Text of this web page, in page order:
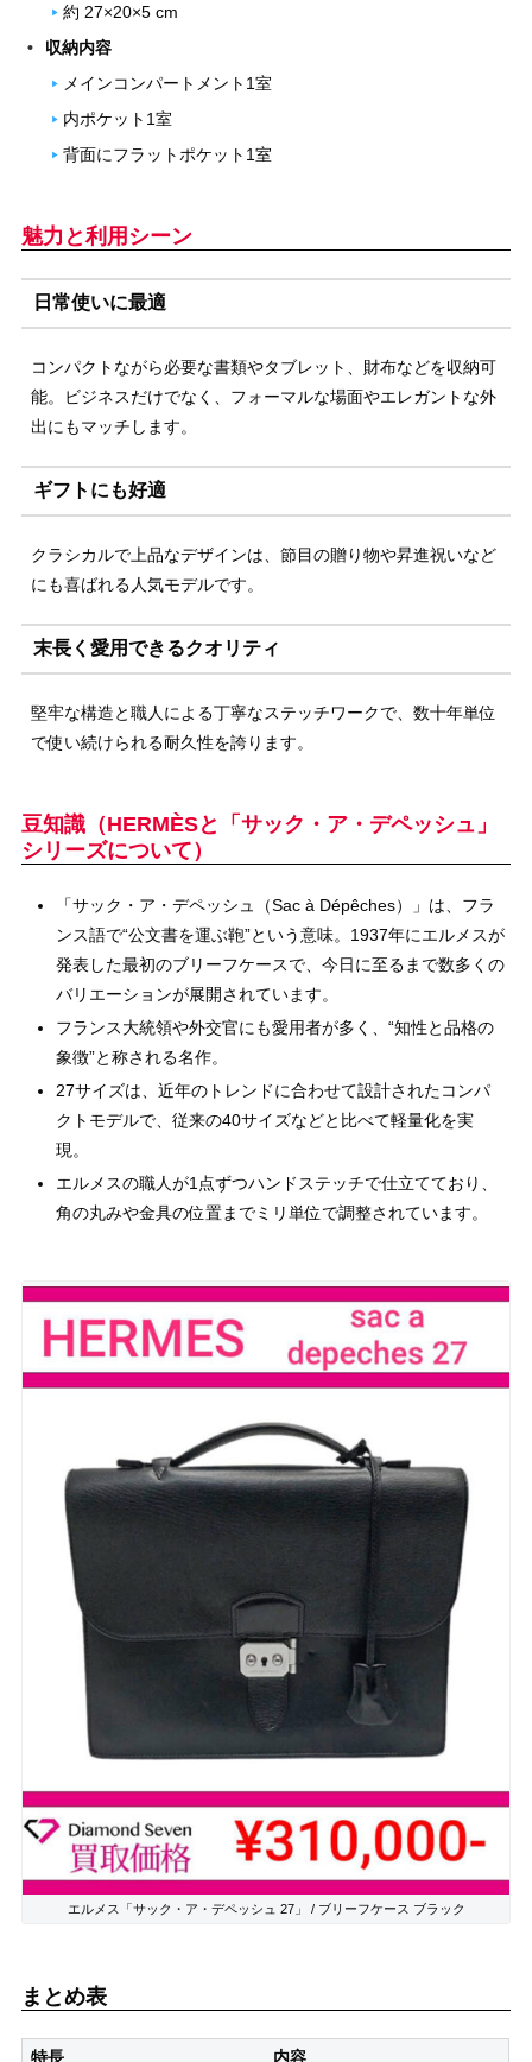
約 27×20×5 cm
収納内容
メインコンパートメント1室
内ポケット1室
背面にフラットポケット1室
魅力と利用シーン
日常使いに最適
コンパクトながら必要な書類やタブレット、財布などを収納可
能。ビジネスだけでなく、フォーマルな場面やエレガントな外
出にもマッチします。
ギフトにも好適
クラシカルで上品なデザインは、節目の贈り物や昇進祝いなど
にも喜ばれる人気モデルです。
末長く愛用できるクオリティ
堅牢な構造と職人による丁寧なステッチワークで、数十年単位
で使い続けられる耐久性を誇ります。
豆知識（HERMÈSと「サック・ア・デペッシュ」
シリーズについて）
「サック・ア・デペッシュ（Sac à Dépêches）」は、フラ
ンス語で“公文書を運ぶ鞄”という意味。1937年にエルメスが
発表した最初のブリーフケースで、今日に至るまで数多くの
バリエーションが展開されています。
フランス大統領や外交官にも愛用者が多く、“知性と品格の
象徴”と称される名作。
27サイズは、近年のトレンドに合わせて設計されたコンパ
クトモデルで、従来の40サイズなどと比べて軽量化を実
現。
エルメスの職人が1点ずつハンドステッチで仕立てており、
角の丸みや金具の位置までミリ単位で調整されています。
エルメス「サック・ア・デペッシュ 27」 / ブリーフケース ブラック
まとめ表
特長 内容